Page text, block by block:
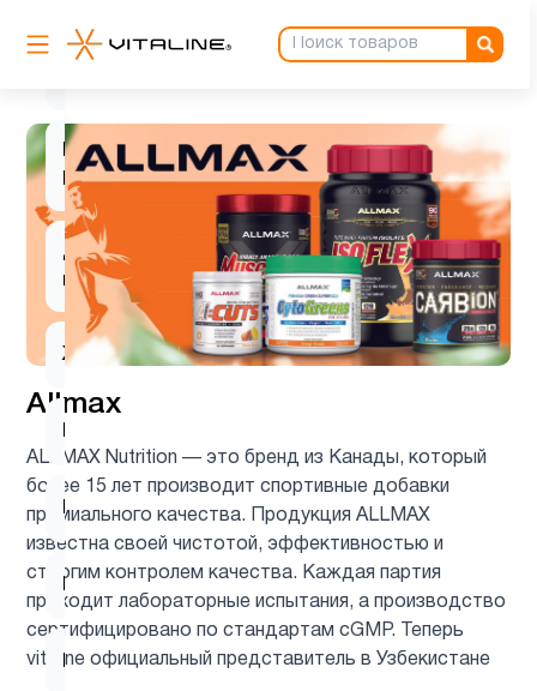
Allmax
ALLMAX Nutrition — это бренд из Канады, который
более 15 лет производит спортивные добавки
премиального качества. Продукция ALLMAX
известна своей чистотой, эффективностью и
строгим контролем качества. Каждая партия
проходит лабораторные испытания, а производство
сертифицировано по стандартам cGMP. Теперь
vitaline официальный представитель в Узбекистане
Вегетарианский
Витамин
B
1
Для
похудения
Женщинам 31
Коллагены 1
3
Мужчинам 31